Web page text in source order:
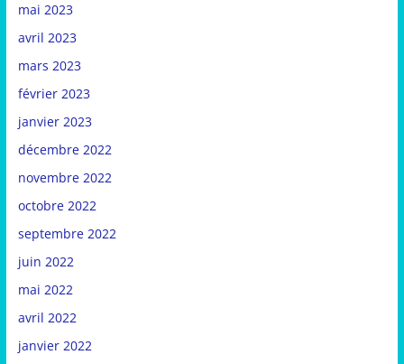
mai 2023
avril 2023
mars 2023
février 2023
janvier 2023
décembre 2022
novembre 2022
octobre 2022
septembre 2022
juin 2022
mai 2022
avril 2022
janvier 2022